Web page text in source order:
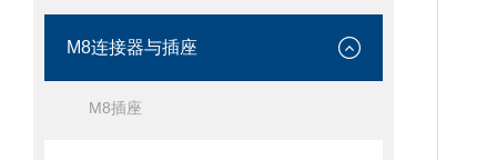
M8连接器与插座
M8插座